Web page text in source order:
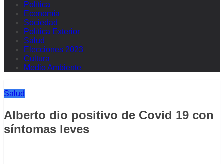
Política
Economía
Sociedad
Política Exterior
Salud
Elecciones 2023
Cultura
Medio Ambiente
Salud
Alberto dio positivo de Covid 19 con
síntomas leves